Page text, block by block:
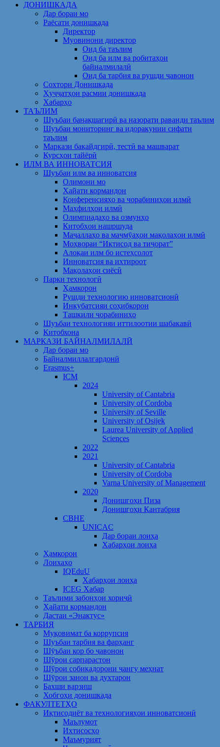
ДОНИШКАДА
Дар бораи мо
Раёсати донишкада
Директор
Муовинони директор
Оид ба таълим
Оид ба илм ва робитаҳои
байналмилалӣ
Оид ба тарбия ва рушди ҷавонон
Сохтори Донишкада
Ҳуҷҷатҳои расмии донишкада
Хабарҳо
ТАЪЛИМ
Шуъбаи банақшагирӣ ва назорати раванди таълим
Шуъбаи мониторинг ва идоракунии сифати
таълим
Маркази бақайдгирӣ, тестӣ ва машварат
Курсҳои тайёрӣ
ИЛМ ВА ИННОВАТСИЯ
Шуъбаи илм ва инноватсия
Олимони мо
Ҳайати кормандон
Конференсияҳо ва чорабиниҳои илмӣ
Маҳфилҳои илмӣ
Олимпиадаҳо ва озмунҳо
Китобҳои нашршуда
Маҷаллаҳо ва маҷмӯаҳои мақолаҳои илмӣ
Моҳвораи “Иқтисод ва тиҷорат”
Алоқаи илм бо истеҳсолот
Инноватсия ва ихтироот
Мақолаҳои сиёсӣ
Парки технологӣ
Ҳамкорон
Рушди технологию инноватсионӣ
Инкубатсияи соҳибкорон
Ташкили чорабиниҳо
Шуъбаи технологияи иттилоотии шабакавӣ
Китобхона
МАРКАЗИ БАЙНАЛМИЛАЛӢ
Дар бораи мо
Байналмиллалгардонӣ
Erasmus+
ICM
2024
University of Cantabria
University of Cordoba
University of Seville
University of Osijek
Laurea University of Applied
Sciences
2022
2021
University of Cantabria
University of Cordoba
Varna University of Management
2020
Донишгоҳи Пиза
Донишгоҳи Кантабрия
CBHE
UNICAC
Дар бораи лоиҳа
Хабарҳои лоиҳа
Ҳамкорон
Лоихаҳо
IQEduU
Хабарҳои лоиҳа
ICEG Хабар
Таълими забонҳои хориҷӣ
Ҳайати кормандон
Дастаи «Энактус»
ТАРБИЯ
Муқовимат ба коррупсия
Шуъбаи тарбия ва фарҳанг
Шӯъбаи кор бо ҷавонон
Шўрои сарпарастон
Шўрои собиқадорони ҷангу меҳнат
Шӯрои занон ва духтарон
Бахши варзиш
Хобгоҳи донишкада
ФАКУЛТЕТҲО
Иқтисодиёт ва технологияҳои инноватсионӣ
Маълумот
Ихтисосҳо
Маъмурият